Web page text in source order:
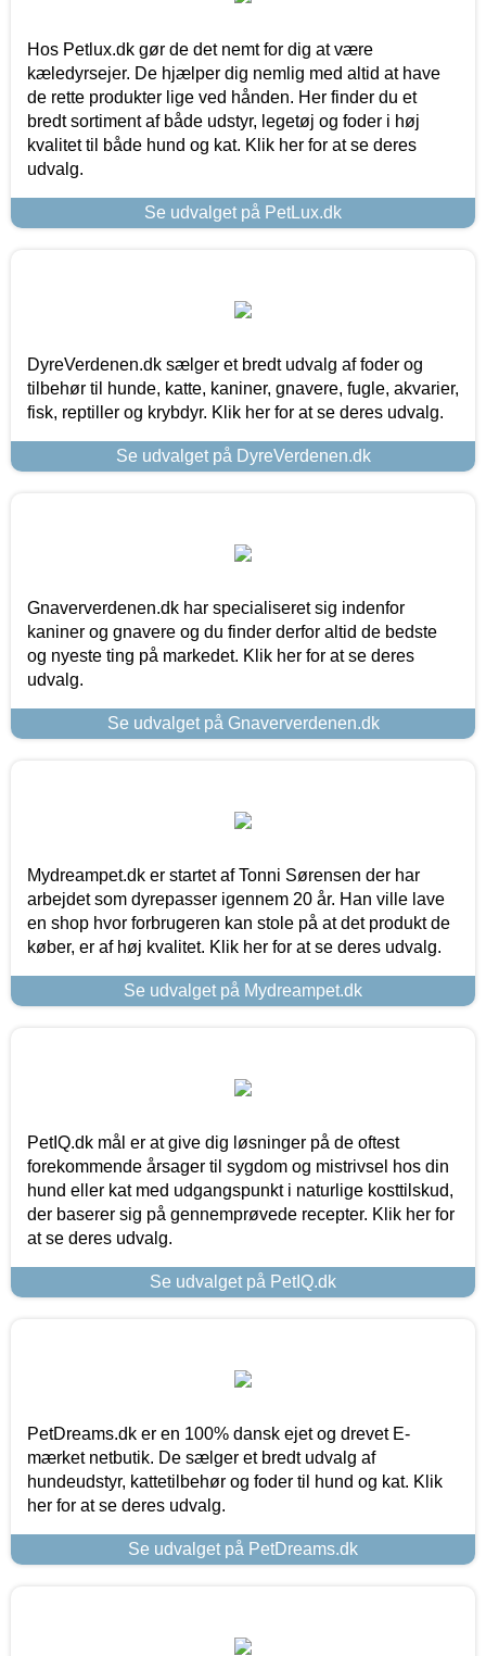
Hos Petlux.dk gør de det nemt for dig at være
kæledyrsejer. De hjælper dig nemlig med altid at have
de rette produkter lige ved hånden. Her finder du et
bredt sortiment af både udstyr, legetøj og foder i høj
kvalitet til både hund og kat. Klik her for at se deres
udvalg.
Se udvalget på PetLux.dk
DyreVerdenen.dk sælger et bredt udvalg af foder og
tilbehør til hunde, katte, kaniner, gnavere, fugle, akvarier,
fisk, reptiller og krybdyr. Klik her for at se deres udvalg.
Se udvalget på DyreVerdenen.dk
Gnaververdenen.dk har specialiseret sig indenfor
kaniner og gnavere og du finder derfor altid de bedste
og nyeste ting på markedet. Klik her for at se deres
udvalg.
Se udvalget på Gnaververdenen.dk
Mydreampet.dk er startet af Tonni Sørensen der har
arbejdet som dyrepasser igennem 20 år. Han ville lave
en shop hvor forbrugeren kan stole på at det produkt de
køber, er af høj kvalitet. Klik her for at se deres udvalg.
Se udvalget på Mydreampet.dk
PetIQ.dk mål er at give dig løsninger på de oftest
forekommende årsager til sygdom og mistrivsel hos din
hund eller kat med udgangspunkt i naturlige kosttilskud,
der baserer sig på gennemprøvede recepter. Klik her for
at se deres udvalg.
Se udvalget på PetIQ.dk
PetDreams.dk er en 100% dansk ejet og drevet E-
mærket netbutik. De sælger et bredt udvalg af
hundeudstyr, kattetilbehør og foder til hund og kat. Klik
her for at se deres udvalg.
Se udvalget på PetDreams.dk